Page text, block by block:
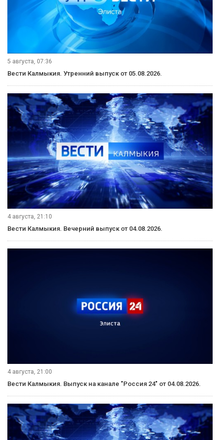
5 августа, 07:36
Вести Калмыкия. Утренний выпуск от 05.08.2026.
4 августа, 21:10
Вести Калмыкия. Вечерний выпуск от 04.08.2026.
4 августа, 21:00
Вести Калмыкия. Выпуск на канале "Россия 24" от 04.08.2026.